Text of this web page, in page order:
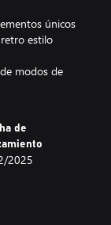
únicos
estilo
modos de
de
2025